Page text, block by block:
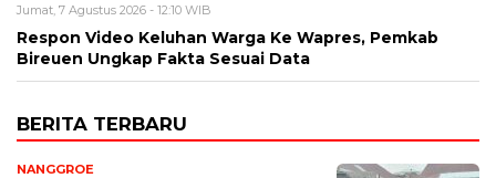
Jumat, 7 Agustus 2026 - 12:10 WIB
Respon Video Keluhan Warga Ke Wapres, Pemkab
Bireuen Ungkap Fakta Sesuai Data
BERITA TERBARU
NANGGROE